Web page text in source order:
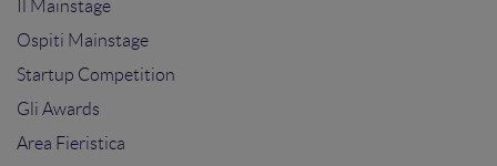
Il Mainstage
Ospiti Mainstage
Startup Competition
Gli Awards
Area Fieristica